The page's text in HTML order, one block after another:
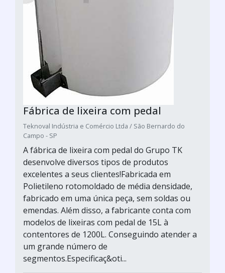
Fábrica de lixeira com pedal
Teknoval Indústria e Comércio Ltda / São Bernardo do
Campo - SP
A fábrica de lixeira com pedal do Grupo TK
desenvolve diversos tipos de produtos
excelentes a seus clientes!Fabricada em
Polietileno rotomoldado de média densidade,
fabricado em uma única peça, sem soldas ou
emendas. Além disso, a fabricante conta com
modelos de lixeiras com pedal de 15L à
contentores de 1200L. Conseguindo atender a
um grande número de
segmentos.Especificaç&oti...